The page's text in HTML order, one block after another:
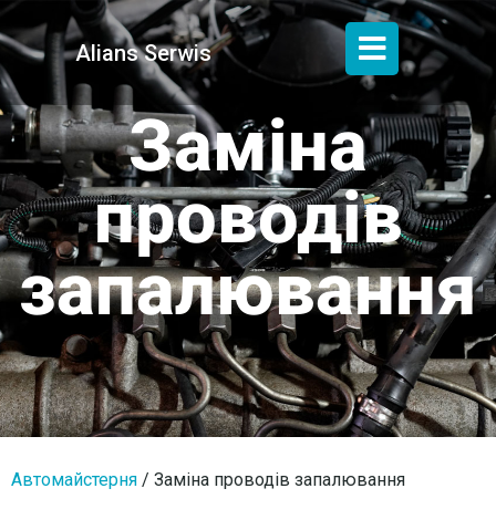
Alians Serwis
Заміна
проводів
запалювання
Автомайстерня / Заміна проводів запалювання